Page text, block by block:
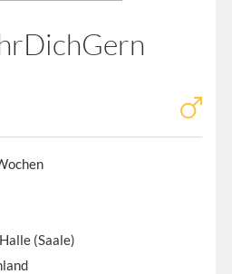
(Saale)